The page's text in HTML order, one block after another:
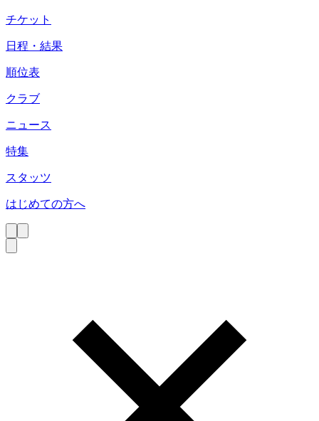
チケット
日程・結果
順位表
クラブ
ニュース
特集
スタッツ
はじめての方へ